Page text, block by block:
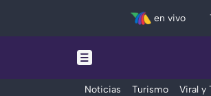
en vivo
Noticias Turismo Viral y